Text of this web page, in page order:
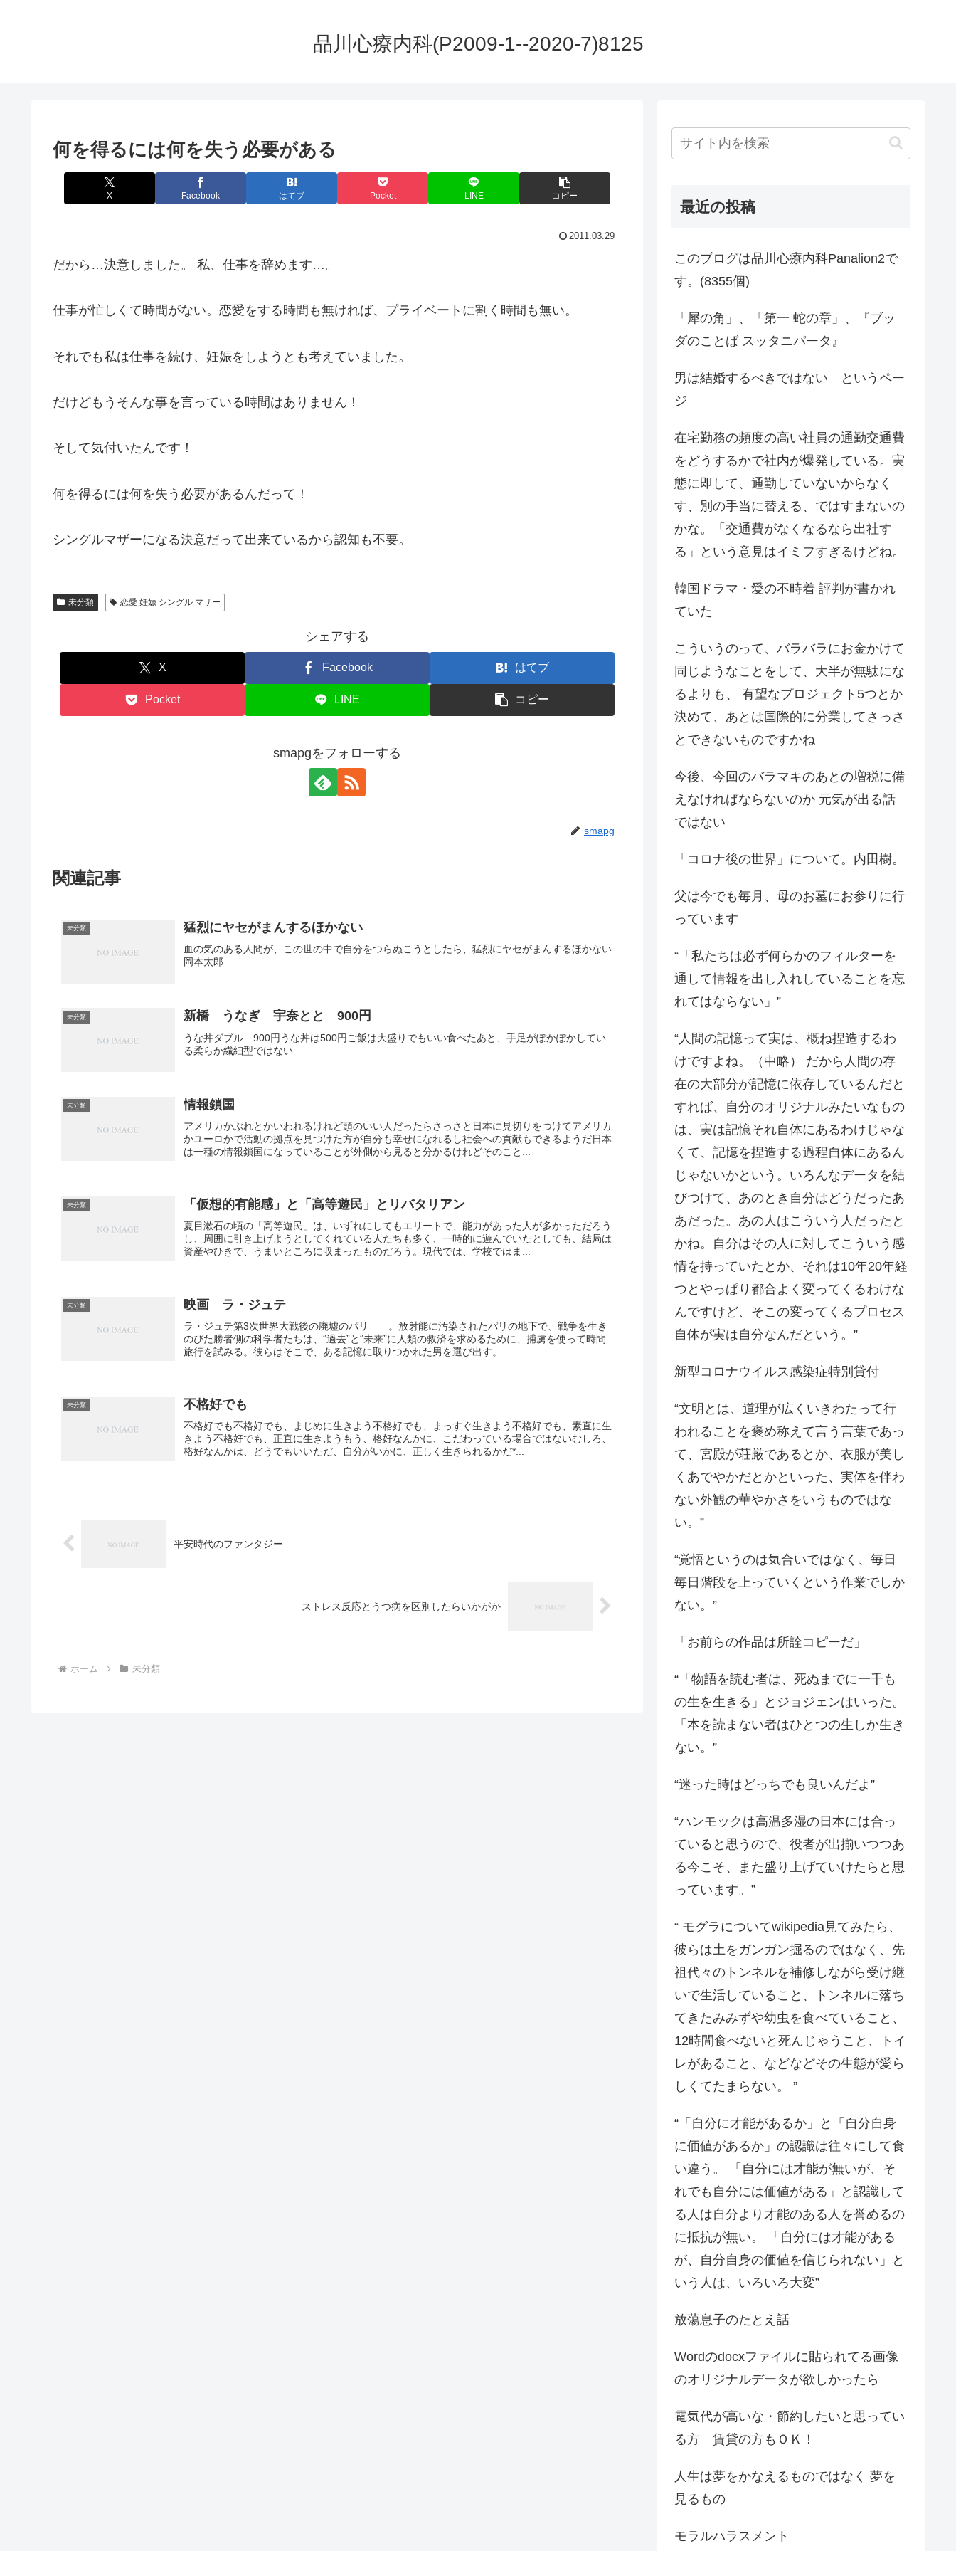
品川心療内科(P2009-1--2020-7)8125
何を得るには何を失う必要がある
X Facebook はてブ Pocket LINE コピー
2011.03.29
だから…決意しました。 私、仕事を辞めます…。
仕事が忙しくて時間がない。恋愛をする時間も無ければ、プライベートに割く時間も無い。
それでも私は仕事を続け、妊娠をしようとも考えていました。
だけどもうそんな事を言っている時間はありません！
そして気付いたんです！
何を得るには何を失う必要があるんだって！
シングルマザーになる決意だって出来ているから認知も不要。
未分類 恋愛 妊娠 シングル マザー
シェアする
X Facebook はてブ
Pocket LINE コピー
smapgをフォローする
smapg
関連記事
未分類 猛烈にヤセがまんするほかない
血の気のある人間が、この世の中で自分をつらぬこうとしたら、猛烈にヤセがまんするほかない
岡本太郎
未分類 新橋 うなぎ 宇奈とと 900円
うな丼ダブル 900円うな丼は500円ご飯は大盛りでもいい食べたあと、手足がぽかぽかしてい
る柔らか繊細型ではない
未分類 情報鎖国
アメリカかぶれとかいわれるけれど頭のいい人だったらさっさと日本に見切りをつけてアメリカ
かユーロかで活動の拠点を見つけた方が自分も幸せになれるし社会への貢献もできるようだ日本
は一種の情報鎖国になっていることが外側から見ると分かるけれどそのこと...
未分類 「仮想的有能感」と「高等遊民」とリバタリアン
夏目漱石の頃の「高等遊民」は、いずれにしてもエリートで、能力があった人が多かっただろう
し、周囲に引き上げようとしてくれている人たちも多く、一時的に遊んでいたとしても、結局は
資産やひきで、うまいところに収まったものだろう。現代では、学校ではま...
未分類 映画 ラ・ジュテ
ラ・ジュテ第3次世界大戦後の廃墟のパリ――。放射能に汚染されたパリの地下で、戦争を生き
のびた勝者側の科学者たちは、“過去”と“未来”に人類の救済を求めるために、捕虜を使って時間
旅行を試みる。彼らはそこで、ある記憶に取りつかれた男を選び出す。...
未分類 不格好でも
不格好でも不格好でも、まじめに生きよう不格好でも、まっすぐ生きよう不格好でも、素直に生
きよう不格好でも、正直に生きようもう、格好なんかに、こだわっている場合ではないむしろ、
格好なんかは、どうでもいいただ、自分がいかに、正しく生きられるかだ*...
平安時代のファンタジー
ストレス反応とうつ病を区別したらいかがか
ホーム 未分類
最近の投稿
このブログは品川心療内科Panalion2で
す。(8355個)
「犀の角」、「第一 蛇の章」、『ブッ
ダのことば スッタニパータ』
男は結婚するべきではない というペー
ジ
在宅勤務の頻度の高い社員の通勤交通費
をどうするかで社内が爆発している。実
態に即して、通勤していないからなく
す、別の手当に替える、ではすまないの
かな。「交通費がなくなるなら出社す
る」という意見はイミフすぎるけどね。
韓国ドラマ・愛の不時着 評判が書かれ
ていた
こういうのって、バラバラにお金かけて
同じようなことをして、大半が無駄にな
るよりも、 有望なプロジェクト5つとか
決めて、あとは国際的に分業してさっさ
とできないものですかね
今後、今回のバラマキのあとの増税に備
えなければならないのか 元気が出る話
ではない
「コロナ後の世界」について。内田樹。
父は今でも毎月、母のお墓にお参りに行
っています
“「私たちは必ず何らかのフィルターを
通して情報を出し入れしていることを忘
れてはならない」”
“人間の記憶って実は、概ね捏造するわ
けですよね。（中略） だから人間の存
在の大部分が記憶に依存しているんだと
すれば、自分のオリジナルみたいなもの
は、実は記憶それ自体にあるわけじゃな
くて、記憶を捏造する過程自体にあるん
じゃないかという。いろんなデータを結
びつけて、あのとき自分はどうだったあ
あだった。あの人はこういう人だったと
かね。自分はその人に対してこういう感
情を持っていたとか、それは10年20年経
つとやっぱり都合よく変ってくるわけな
んですけど、そこの変ってくるプロセス
自体が実は自分なんだという。”
新型コロナウイルス感染症特別貸付
“文明とは、道理が広くいきわたって行
われることを褒め称えて言う言葉であっ
て、宮殿が荘厳であるとか、衣服が美し
くあでやかだとかといった、実体を伴わ
ない外観の華やかさをいうものではな
い。”
“覚悟というのは気合いではなく、毎日
毎日階段を上っていくという作業でしか
ない。”
「お前らの作品は所詮コピーだ」
“「物語を読む者は、死ぬまでに一千も
の生を生きる」とジョジェンはいった。
「本を読まない者はひとつの生しか生き
ない。”
“迷った時はどっちでも良いんだよ”
“ハンモックは高温多湿の日本には合っ
ていると思うので、役者が出揃いつつあ
る今こそ、また盛り上げていけたらと思
っています。”
“ モグラについてwikipedia見てみたら、
彼らは土をガンガン掘るのではなく、先
祖代々のトンネルを補修しながら受け継
いで生活していること、トンネルに落ち
てきたみみずや幼虫を食べていること、
12時間食べないと死んじゃうこと、トイ
レがあること、などなどその生態が愛ら
しくてたまらない。 ”
“「自分に才能があるか」と「自分自身
に価値があるか」の認識は往々にして食
い違う。 「自分には才能が無いが、そ
れでも自分には価値がある」と認識して
る人は自分より才能のある人を誉めるの
に抵抗が無い。 「自分には才能がある
が、自分自身の価値を信じられない」と
いう人は、いろいろ大変”
放蕩息子のたとえ話
Wordのdocxファイルに貼られてる画像
のオリジナルデータが欲しかったら
電気代が高いな・節約したいと思ってい
る方 賃貸の方もＯＫ！
人生は夢をかなえるものではなく 夢を
見るもの
モラルハラスメント